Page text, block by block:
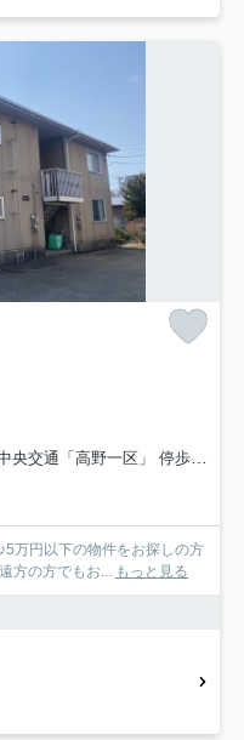
交通「高野一区」 停歩5分
万円以下の物件をお探しの方
方の方でもお... もっと見る